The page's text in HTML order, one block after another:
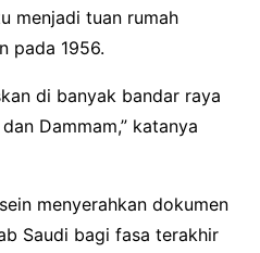
menjadi tuan rumah
pada 1956.
di banyak bandar raya
Dammam,” katanya
menyerahkan dokumen
Saudi bagi fasa terakhir